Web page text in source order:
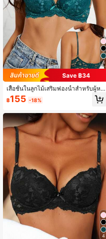
4
Save ฿34
เสื้อชั้นในลูกไม้เสริมฟองน้ำสำหรับผู้หญิ
ง ยกกระชับทรวงอก ป้องกันการหย่อนค
ล้อย เหมาะสำหรับชุดแต่งงาน
฿155 -18%
4